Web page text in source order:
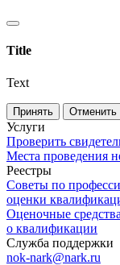
Title
Text
Принять Отменить
Услуги
Проверить
Места проведения
Реестры
Советы по
оценки
Оценочные средства
о квалификации
Служба поддержки
nok-nark@nark.ru